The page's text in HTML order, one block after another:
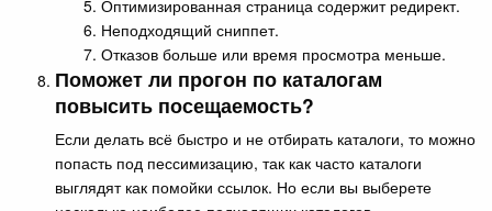
Оптимизированная страница содержит редирект.
Неподходящий сниппет.
Отказов больше или время просмотра меньше.
Поможет ли прогон по каталогам
повысить посещаемость?
Если делать всё быстро и не отбирать каталоги, то можно
попасть под пессимизацию, так как часто каталоги
выглядят как помойки ссылок. Но если вы выберете